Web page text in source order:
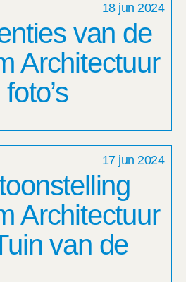
18 jun 2024
van de
Architectuur
17 jun 2024
Architectuur
van de